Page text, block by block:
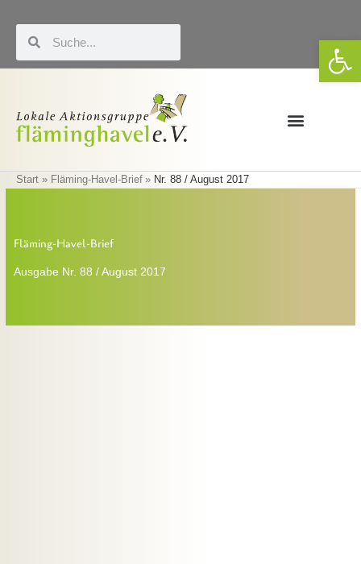
Inhalt
springen
Start Fläming-Havel-Brief Nr. 88 / August 2017
Fläming-Havel-Brief
Ausgabe Nr. 88 / August 2017